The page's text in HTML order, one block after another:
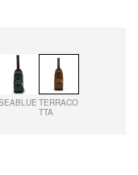
TERRACO
TTA